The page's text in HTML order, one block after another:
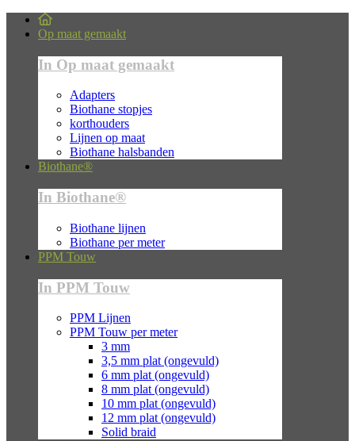
Op maat gemaakt
In Op maat gemaakt
Adapters
Biothane stopjes
korthouders
Lijnen op maat
Biothane halsbanden
Biothane®
In Biothane®
Biothane lijnen
Biothane per meter
PPM Touw
In PPM Touw
PPM Lijnen
PPM Touw per meter
3 mm
3,5 mm plat (ongevuld)
6 mm plat (ongevuld)
8 mm plat (ongevuld)
10 mm plat (ongevuld)
12 mm plat (ongevuld)
Solid braid